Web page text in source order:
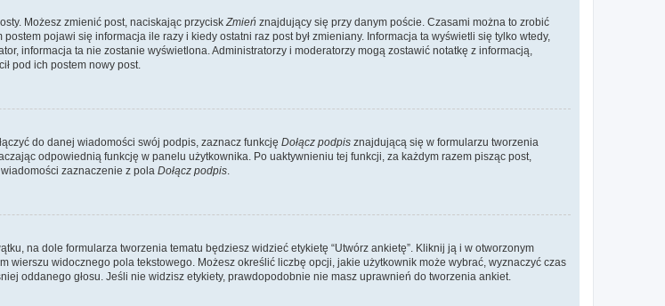
Możesz zmienić post, naciskając przycisk Zmień znajdujący się przy danym poście. Czasami można to zrobić
pojawi się informacja ile razy i kiedy ostatni raz post był zmieniany. Informacja ta wyświetli się tylko wtedy,
informacja ta nie zostanie wyświetlona. Administratorzy i moderatorzy mogą zostawić notatkę z informacją,
pod ich postem nowy post.
do danej wiadomości swój podpis, zaznacz funkcję Dołącz podpis znajdującą się w formularzu tworzenia
odpowiednią funkcję w panelu użytkownika. Po uaktywnieniu tej funkcji, za każdym razem pisząc post,
zaznaczenie z pola Dołącz podpis
na dole formularza tworzenia tematu będziesz widzieć etykietę “Utwórz ankietę”. Kliknij ją i w otworzonym
wierszu widocznego pola tekstowego. Możesz określić liczbę opcji, jakie użytkownik może wybrać, wyznaczyć czas
oddanego głosu. Jeśli nie widzisz etykiety, prawdopodobnie nie masz uprawnień do tworzenia ankiet.